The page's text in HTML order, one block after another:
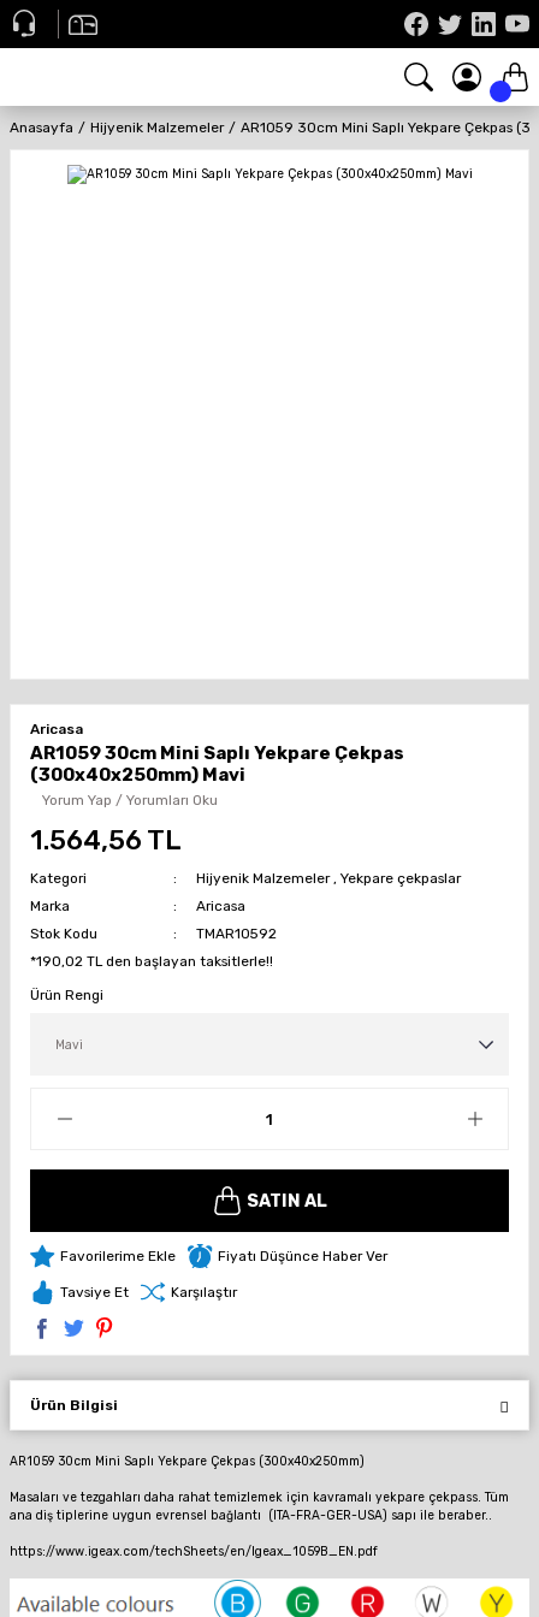
Anasayfa Hijyenik Malzemeler AR1059 30cm Mini Saplı Yekpare Çekpas
Aricasa
AR1059 30cm Mini Saplı Yekpare Çekpas
(300x40x250mm) Mavi
Yorum Yap / Yorumları Oku
1.564,56 TL
Kategori Hijyenik Malzemeler ,Yekpare çekpaslar
Marka
Aricasa
Stok Kodu
TMAR10592
*190,02 TL den başlayan taksitlerle!!
Ürün Rengi
SATIN AL
Fiyatı Düşünce Haber Ver
Tavsiye Et Karşılaştır
Ürün Bilgisi
AR1059 30cm Mini Saplı Yekpare Çekpas (300x40x250mm)
Masaları ve tezgahları daha rahat temizlemek için kavramalı yekpare çekpass.Tüm
ana diş tiplerine uygun evrensel bağlantı (ITA-FRA-GER-USA) sapı ile beraber..
https://www.igeax.com/techSheets/en/Igeax_1059B_EN.pdf